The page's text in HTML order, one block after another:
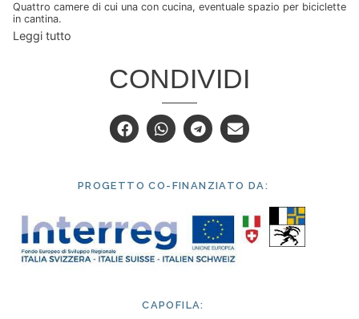
Quattro camere di cui una con cucina, eventuale spazio per biciclette
in cantina.
Leggi tutto
CONDIVIDI
PROGETTO CO-FINANZIATO DA:
CAPOFILA: